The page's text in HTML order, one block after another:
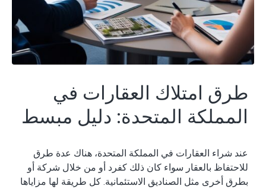
طرق امتلاك العقارات في
المملكة المتحدة: دليل مبسط
عند شراء العقارات في المملكة المتحدة، هناك عدة طرق
للاحتفاظ بالعقار سواء كان ذلك كفرد أو من خلال شركة أو
بطرق أخرى مثل الصناديق الاستئمانية. كل طريقة لها مزاياها